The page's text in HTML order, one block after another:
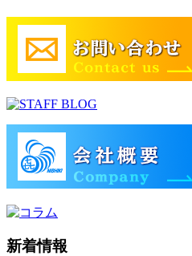
新着情報